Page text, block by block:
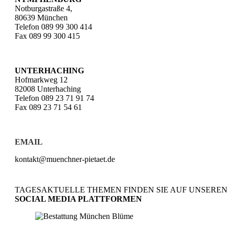
Notburgastraße 4,
80639 München
Telefon 089 99 300 414
Fax 089 99 300 415
UNTERHACHING
Hofmarkweg 12
82008 Unterhaching
Telefon 089 23 71 91 74
Fax 089 23 71 54 61
EMAIL
kontakt@muenchner-pietaet.de
TAGESAKTUELLE THEMEN FINDEN SIE AUF UNSEREN
SOCIAL MEDIA PLATTFORMEN